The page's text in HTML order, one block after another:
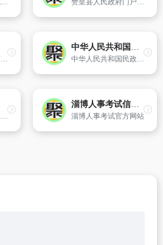
高密市东依海滨名城青岛,西依世界风筝都潍坊,版图面积1526平方公里,辖7个镇、3个街道、1个经济开发区、1个胶河疏港物流园区、1个咸家工业区,960个村（居）,人口87.36万,是国务院批准的山东半岛沿海开放重点县市之一。 赞皇县人民政府门户网站是县政府发布政务信息、提供在线服务、与公众互动交流、履行职能、为民服务的重要窗口。网站汇集了赞皇县各个方面的信息,针对不同的需求为公众提供多方面的网上办事服务。
科尔沁区耸立在美丽富饶的科尔沁大草原。位于日新月异的环渤海经济圈,处于华北、东北两大经济区的交汇地带,扼华北、东北之咽喉,联京津冀、黑吉辽之枢纽。素有“七省通衢”之美誉。是通辽市的政治、经济、文化、交通中心,行政区域面积为2821平方公里,辖
中华人民共和国民政部
中华人民共和国民政部官方网站
北京市西城区人民政府主办
淄博人事考试信息网
淄博人事考试官方网站